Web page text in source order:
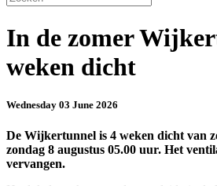
In de zomer
weken dicht
Wednesday 03 June 2026
De Wijkertunnel is 4 weken dicht van
zondag 8 augustus 05.00 uur. Het
vervangen.